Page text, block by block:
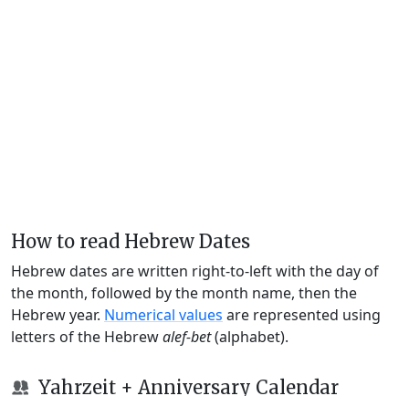
How to read Hebrew Dates
Hebrew dates are written right-to-left with the day of
the month, followed by the month name, then the
Hebrew year. Numerical values are represented using
letters of the Hebrewalef-bet(alphabet).
Yahrzeit + Anniversary Calendar